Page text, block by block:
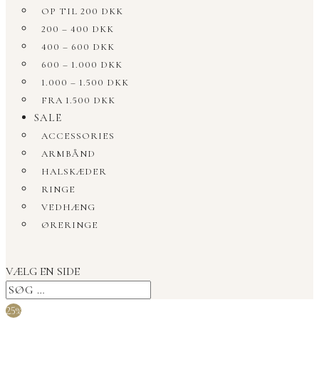
OP TIL 200 DKK
200 – 400 DKK
400 – 600 DKK
600 – 1.000 DKK
1.000 – 1.500 DKK
FRA 1.500 DKK
SALE
ACCESSORIES
ARMBÅND
HALSKÆDER
RINGE
VEDHÆNG
ØRERINGE
VÆLG EN SIDE
25%